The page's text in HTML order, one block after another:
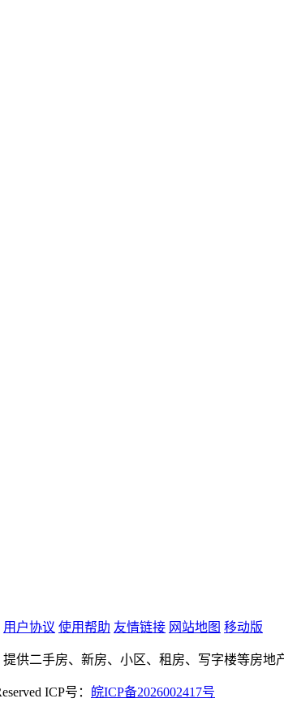
用户协议 使用帮助 友情链接 网站地图 移动版
供二手房、新房、小区、租房、写字楼等房地
ICP号： 皖ICP备2026002417号